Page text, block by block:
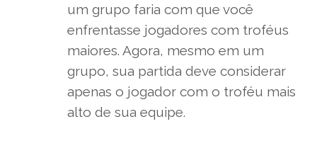
um grupo faria com que você
enfrentasse jogadores com troféus
maiores. Agora, mesmo em um
grupo, sua partida deve considerar
apenas o jogador com o troféu mais
alto de sua equipe.